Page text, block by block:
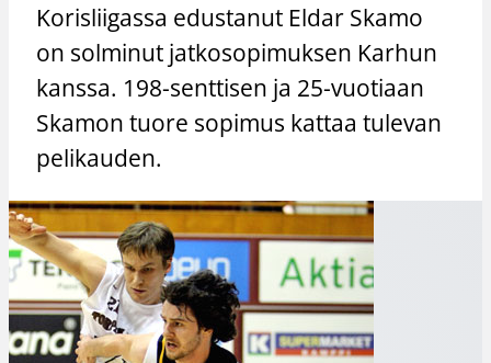
Korisliigassa edustanut Eldar Skamo
on solminut jatkosopimuksen Karhun
kanssa. 198-senttisen ja 25-vuotiaan
Skamon tuore sopimus kattaa tulevan
pelikauden.